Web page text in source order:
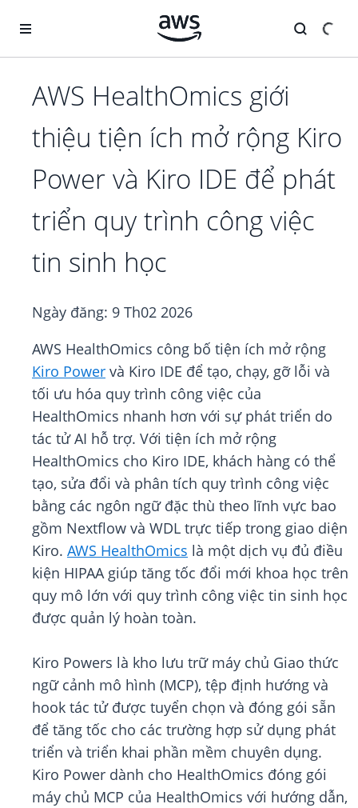
AWS HealthOmics giới
thiệu tiện ích mở rộng Kiro
Power và Kiro IDE để phát
triển quy trình công việc
tin sinh học
Ngày đăng: 9 Th02 2026
AWS HealthOmics công bố tiện ích mở rộng
Kiro Power và Kiro IDE để tạo, chạy, gỡ lỗi và
tối ưu hóa quy trình công việc của
HealthOmics nhanh hơn với sự phát triển do
tác tử AI hỗ trợ. Với tiện ích mở rộng
HealthOmics cho Kiro IDE, khách hàng có thể
tạo, sửa đổi và phân tích quy trình công việc
bằng các ngôn ngữ đặc thù theo lĩnh vực bao
gồm Nextflow và WDL trực tiếp trong giao diện
Kiro. AWS HealthOmics là một dịch vụ đủ điều
kiện HIPAA giúp tăng tốc đổi mới khoa học trên
quy mô lớn với quy trình công việc tin sinh học
được quản lý hoàn toàn.
Kiro Powers là kho lưu trữ máy chủ Giao thức
ngữ cảnh mô hình (MCP), tệp định hướng và
hook tác tử được tuyển chọn và đóng gói sẵn
để tăng tốc cho các trường hợp sử dụng phát
triển và triển khai phần mềm chuyên dụng.
Kiro Power dành cho HealthOmics đóng gói
máy chủ MCP của HealthOmics với hướng dẫn,